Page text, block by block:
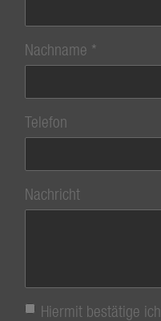
Nachname
Telefon
Nachricht
Hiermit bestätige